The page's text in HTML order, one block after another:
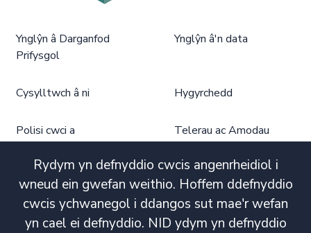
Rydym yn defnyddio cwcis angenrheidiol i
wneud ein gwefan weithio. Hoffem ddefnyddio
cwcis ychwanegol i ddangos sut mae'r wefan
yn cael ei defnyddio. NID ydym yn defnyddio
Ynglŷn â Darganfod
Prifysgol
Ynglŷn â'n data
Cysylltwch â ni Hygyrchedd
Polisi cwci a
Dargandod Prifysgol
Telerau ac Amodau